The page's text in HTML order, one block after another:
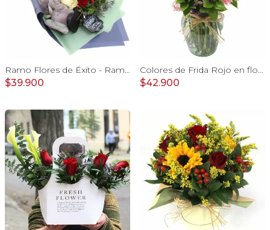
Ramo Flores de Éxito - Ramo de flores para graduación con rosas rojas y rosas blancas, peluche de elefante y pizarra
$39.900
Colores de Frida Rojo en florero - Ánfora con rosas, claveles, estate y limonium
$42.900